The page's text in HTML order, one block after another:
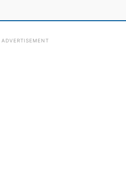
ADVERTISEMENT